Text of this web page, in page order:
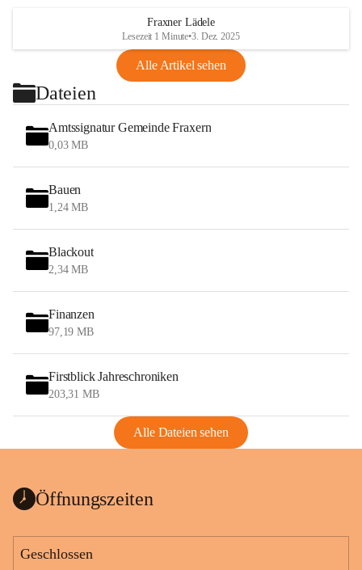
Fraxner Lädele
Lesezeit 1 Minute•3. Dez. 2025
Alle Artikel sehen
Dateien
Amtssignatur Gemeinde Fraxern
0,03 MB
Bauen
1,24 MB
Blackout
2,34 MB
Finanzen
97,19 MB
Firstblick Jahreschroniken
203,31 MB
Alle Dateien sehen
Öffnungszeiten
Geschlossen